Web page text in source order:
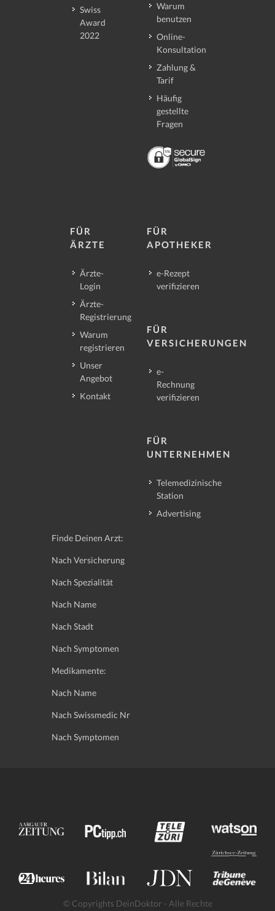
Swiss
Award
2022
Warum
benutzen
Online-
Konsultation
Zahlung &
Tarif
Häufig
gestellte
Fragen
FÜR
ÄRZTE
Ärzte-
Login
Ärzte-
Registrierung
Warum
registrieren
Unser
Angebot
Kontakt
FÜR
APOTHEKER
e-Rezept
verifizieren
FÜR
VERSICHERUNGEN
e-
Rechnung
verifizieren
FÜR
UNTERNEHMEN
Telemedizinische
Station
Advertising
Finde Deinen Arzt:
Nach Versicherung
Nach Spezialität
Nach Name
Nach Stadt
Nach Symptomen
Medikamente:
Nach Name
Nach Swissmedic Nr
Nach Symptomen
© Copyrights DeinDoktor - Alle Rechte